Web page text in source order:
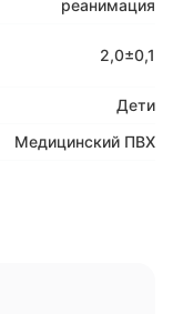
реанимация
2,0±0,1
Дети
Медицинский ПВХ